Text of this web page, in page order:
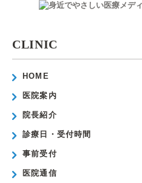
CLINIC
HOME
医院案内
院長紹介
診療日・受付時間
事前受付
医院通信